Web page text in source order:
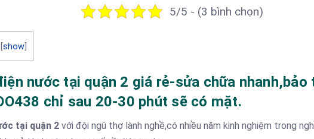
5/5 - (3 bình chọn)
show
nước tại quận 2 giá rẻ-sửa chữa nhanh,bảo
chỉ sau 20-30 phút sẽ có mặt.
tại quận 2 với đội ngũ thợ lành nghề,có nhiều năm kinh nghiệm trong